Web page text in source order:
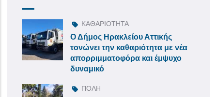
ΚΑΘΑΡΙΟΤΗΤΑ
Ο Δήμος Ηρακλείου Αττικής
τονώνει την καθαριότητα με νέα
απορριμματοφόρα και έμψυχο
δυναμικό
ΠΟΛΗ